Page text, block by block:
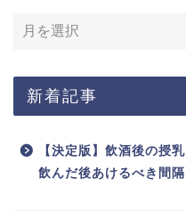
新着記事
【決定版】飲酒後の授
飲んだ後あけるべき間